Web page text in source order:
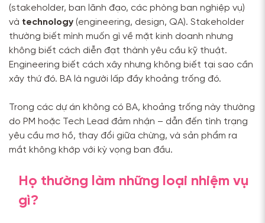
(stakeholder, ban lãnh đạo, các phòng ban nghiệp vụ)
và technology (engineering, design, QA). Stakeholder
thường biết mình muốn gì về mặt kinh doanh nhưng
không biết cách diễn đạt thành yêu cầu kỹ thuật.
Engineering biết cách xây nhưng không biết tại sao cần
xây thứ đó. BA là người lấp đầy khoảng trống đó.
Trong các dự án không có BA, khoảng trống này thường
do PM hoặc Tech Lead đảm nhận – dẫn đến tình trạng
yêu cầu mơ hồ, thay đổi giữa chừng, và sản phẩm ra
mắt không khớp với kỳ vọng ban đầu.
Họ thường làm những loại nhiệm vụ
gì?